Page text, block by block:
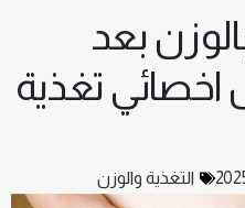
بعد
تغذية
التغذية والوزن